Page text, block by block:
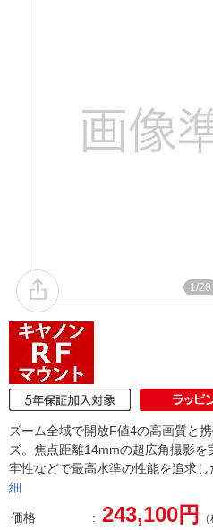
1/20
ズーム全域で開放F値4の高画質と
ズ。焦点距離14mmの超広角撮影
牢性などで最高水準の性能を追求
細
価格 243,100円